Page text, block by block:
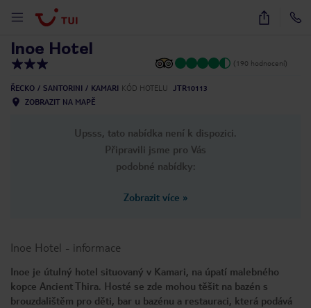
15
Inoe Hotel
(190 hodnocení)
ŘECKO SANTORINI KAMARI KÓD HOTELU
JTR10113
ZOBRAZIT NA MAPĚ
Upsss, tato nabídka není k dispozici.
Připravili jsme pro Vás
podobné nabídky:
Zobrazit více »
Inoe Hotel - informace
Inoe je útulný hotel situovaný v Kamari, na úpatí malebného
kopce Ancient Thira. Hosté se zde mohou těšit na bazén s
brouzdalištěm pro děti, bar u bazénu a restauraci, která podává